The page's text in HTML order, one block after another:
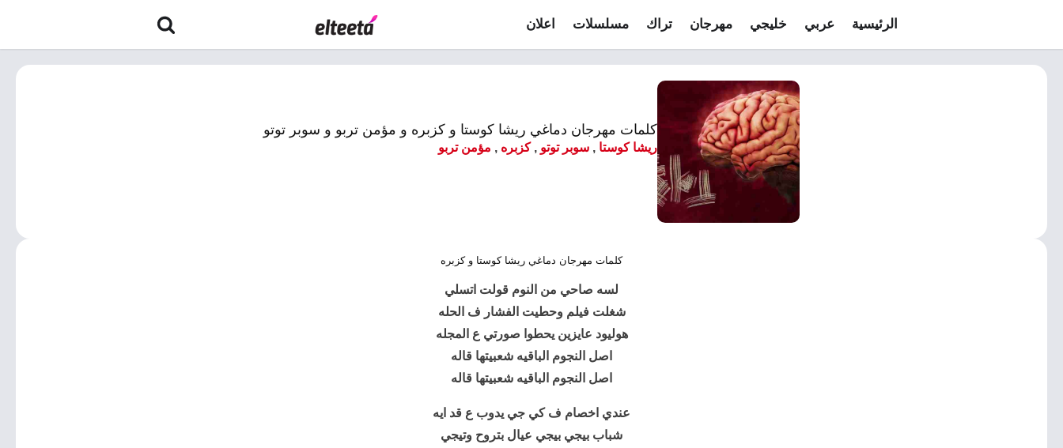
الرئيسية عربي خليجي مهرجان تراك مسلسلات اعلان
كلمات مهرجان دماغي ريشا كوستا و كزبره و مؤمن تربو و سوبر توتو
ريشا كوستا , سوبر توتو ,كزبره , مؤمن تربو
كلمات مهرجان دماغي ريشا كوستا و كزبره
لسه صاحي من النوم قولت اتسلي
شغلت فيلم وحطيت الفشار ف الحله
هوليود عايزين يحطوا صورتي ع المجله
اصل النجوم الباقيه شعبيتها قاله
اصل النجوم الباقيه شعبيتها قاله
عندي اخصام ف كي جي يدوب ع قد ايه
شباب بيجي بيجي عيال بتروح وتيجي